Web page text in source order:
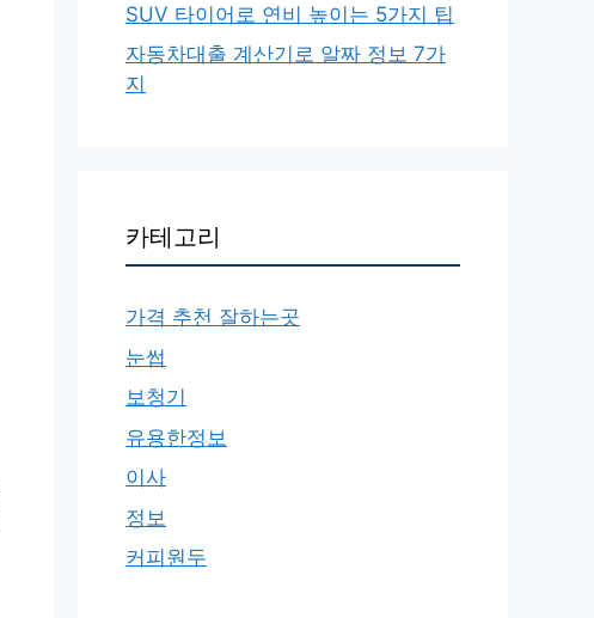
SUV 타이어로 연비 높이는 5가지 팁
자동차대출 계산기로 알짜 정보 7가
지
카테고리
가격 추천 잘하는곳
눈썹
보청기
유용한정보
이사
정보
커피원두